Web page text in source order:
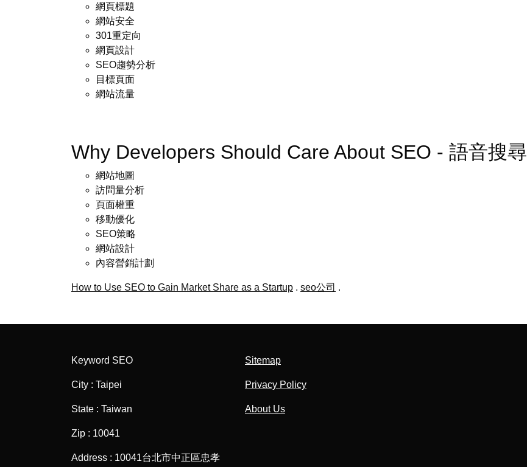
網頁標題
網站安全
301重定向
網頁設計
SEO趨勢分析
目標頁面
網站流量
Why Developers Should Care About SEO - 語音搜尋
網站地圖
訪問量分析
頁面權重
移動優化
SEO策略
網站設計
內容營銷計劃
How to Use SEO to Gain Market Share as a Startup . seo公司 .
Keyword SEO
City : Taipei
State : Taiwan
Zip : 10041
Address : 10041台北市中正區忠孝
Sitemap
Privacy Policy
About Us